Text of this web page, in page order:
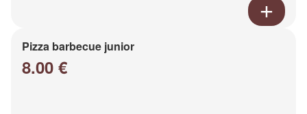
Pizza barbecue junior
8.00 €